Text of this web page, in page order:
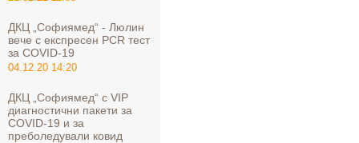
ДКЦ „Софиямед“ - Люлин
вече с експресен PCR тест
за COVID-19
04.12.20 14:20
ДКЦ „Софиямед“ с VIP
диагностични пакети за
COVID-19 и за
преболедували ковид